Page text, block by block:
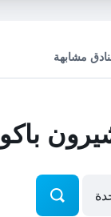
مشابهة
باكو